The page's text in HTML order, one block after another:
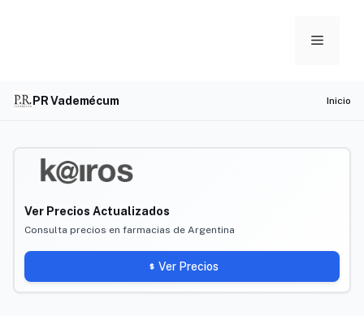
Menu
PR Vademécum Inicio
Ver Precios Actualizados
Consulta precios en farmacias de Argentina
Ver Precios